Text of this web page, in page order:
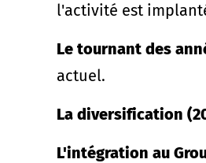
l'activité est
Le tournant des
actuel.
La diversification
L'intégration au